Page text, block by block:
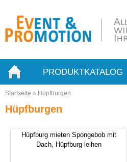
PRODUKTKATALOG
Startseite » Hüpfburgen
Hüpfburgen
Hüpfburg mieten Spongebob mit
Dach, Hüpfburg leihen